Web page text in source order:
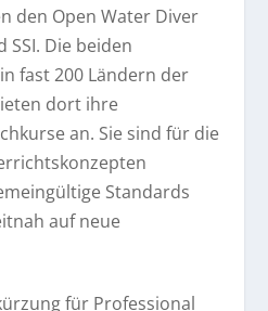
den Open Water Diver
SSI. Die beiden
fast 200 Ländern der
dort ihre
an. Sie sind für die
Standards
auf neue
für Professional